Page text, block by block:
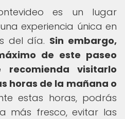
es un lugar
experiencia única en
del día. Sin embargo,
de este paseo
visitarlo
horas de la mañana o
estas horas, podrás
más fresco, evitar las